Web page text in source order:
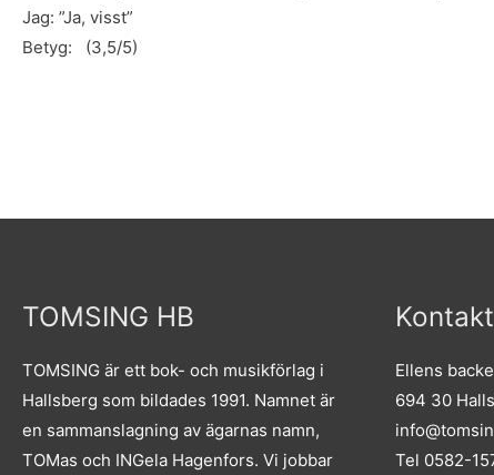
Jag: ”Ja, visst”
Betyg: (3,5/5)
TOMSING HB
TOMSING är ett bok- och musikförlag i
Hallsberg som bildades 1991. Namnet är
en sammanslagning av ägarnas namn,
TOMas och INGela Hagenfors. Vi jobbar
Kontakt
Ellens backe
694 30
Tel 0582-